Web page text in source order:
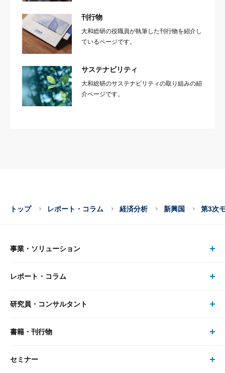
刊行物
大和総研の役職員が執筆した刊行物を紹介し
ているページです。
サステナビリティ
大和総研のサステナビリティの取り組みの紹
介ページです。
トップ レポート・コラム 経済分析 新興国 第3次
事業・ソリューション
事業・ソリューション トップ
リサーチ
レポート・コラム
レポート・コラム トップ
最新のレポート・コラム
研究員・コンサルタント
研究員・コンサルタント トップ
研究員
書籍・刊行物
書籍・刊行物 トップ
セミナー